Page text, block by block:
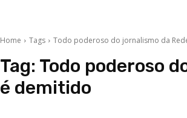
Home Tags Todo poderoso do jornalismo da
Tag: Todo poderoso
é demitido